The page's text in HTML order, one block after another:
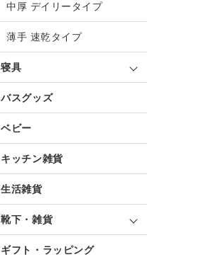
中厚 デイリータイプ
薄手 速乾タイプ
寝具
バスグッズ
ベビー
キッチン雑貨
生活雑貨
靴下・雑貨
ギフト・ラッピング